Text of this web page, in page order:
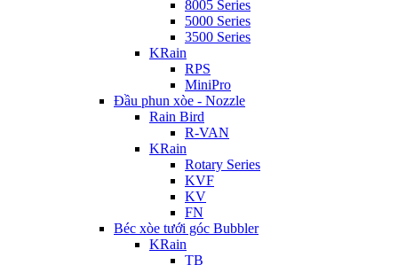
8005 Series
5000 Series
3500 Series
KRain
RPS
MiniPro
Đầu phun xòe - Nozzle
Rain Bird
R-VAN
KRain
Rotary Series
KVF
KV
FN
Béc xòe tưới góc Bubbler
KRain
TB